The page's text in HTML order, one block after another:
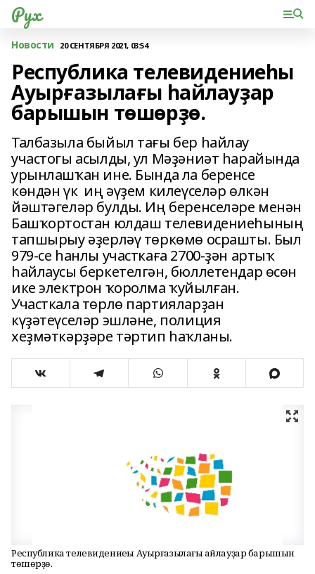
Рух
Новости 20 СЕНТЯБРЯ 2021, 03:54
Республика телевидениеһы
Ауырғазылағы һайлауҙар
барышын төшөрҙө.
Талбазыла быйыл тағы бер һайлау
участогы асылды, ул Мәҙәниәт һарайында
урынлашҡан ине. Бында ла беренсе
көндән үк иң әүҙем килеүселәр өлкән
йәштәгеләр булды. Иң беренселәре менән
Башҡортостан юлдаш телевидениеһының
тапшырыу әҙерләү төркөмө осрашты. Был
979-се һанлы участкаға 2700-ҙән артыҡ
һайлаусы беркетелгән, бюллетендар өсөн
ике электрон ҡоролма ҡуйылған.
Участкала төрлө партияларҙан
күҙәтеүселәр эшләне, полиция
хеҙмәткәрҙәре тәртип һаҡланы.
Республика телевидениеһы Ауырғазылағы һайлауҙар барышын
төшөрҙө.